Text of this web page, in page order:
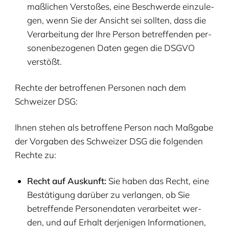
maß­li­chen Ver­sto­ßes, eine Beschwer­de ein­zu­le­
gen, wenn Sie der Ansicht sei soll­ten, dass die
Ver­ar­bei­tung der Ihre Per­son betref­fen­den per­
so­nen­be­zo­ge­nen Daten gegen die DSGVO
verstößt.
Rech­te der betrof­fe­nen Per­so­nen nach dem
Schwei­zer DSG:
Ihnen ste­hen als betrof­fe­ne Per­son nach Maß­ga­be
der Vor­ga­ben des Schwei­zer DSG die fol­gen­den
Rech­te zu:
Recht auf Aus­kunft: Sie haben das Recht, eine
Bestä­ti­gung dar­über zu ver­lan­gen, ob Sie
betref­fen­de Per­so­nen­da­ten ver­ar­bei­tet wer­
den, und auf Erhalt der­je­ni­gen Infor­ma­tio­nen,